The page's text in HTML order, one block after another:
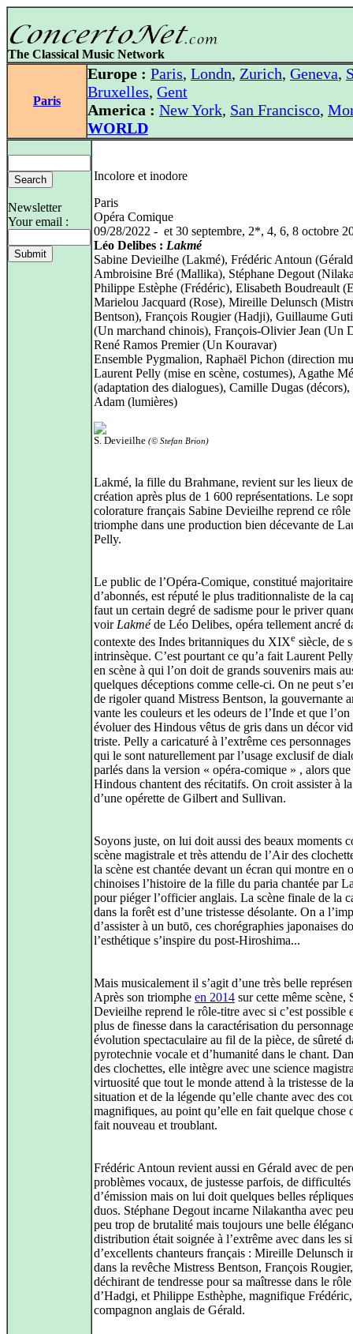
The Classical Music Network
Paris
Europe : Paris, Londn, Zurich, Geneva,
Bruxelles, Gent
America : New York, San Francisco,
WORLD
Newsletter
Your email :
Incolore et inodore
Paris
Opéra Comique
09/28/2022 - et 30 septembre, 2*, 4, 6, 8 octobre
Léo Delibes : Lakmé
Sabine Devieilhe (Lakmé), Frédéric Antoun
Ambroisine Bré (Mallika), Stéphane Degout
Philippe Estèphe (Frédéric), Elisabeth Boudreault
Marielou Jacquard (Rose), Mireille Delunsch
Bentson), François Rougier (Hadji), Guillaume
(Un marchand chinois), François‑Olivier Jean (Un
René Ramos Premier (Un Kouravar)
Ensemble Pygmalion, Raphaël Pichon (direction
Laurent Pelly (mise en scène, costumes), Agathe
(adaptation des dialogues), Camille Dugas (décors),
Adam (lumières)
S. Devieilhe (© Stefan Brion)
Lakmé, la fille du Brahmane, revient sur les lieux
création après plus de 1 600 représentations. Le
colorature français Sabine Devieilhe reprend ce
triomphe dans une production bien décevante de
Pelly.
Le public de l’Opéra‑Comique, constitué
d’abonnés, est réputé le plus traditionnaliste de la
faut un certain degré de sadisme pour le priver
voir Lakméde Léo Delibes, opéra tellement ancré
contexte des Indes britanniques du XIXe siècle, de
intrinsèque. C’est pourtant ce qu’a fait Laurent
en scène à qui l’on doit de grands souvenirs mais
quelques déceptions comme celle‑ci. On ne peut
de rigoler quand Mistress Bentson, la gouvernante
vante les couleurs et les odeurs de l’Inde et que
évoluer des Hindous vêtus de gris dans un décor
triste. Pelly a caricaturé à l’extrême ces
qui le sont naturellement par l’usage exclusif de
parlés dans la version « opéra‑comique » , alors que
Hindous chantent des récitatifs. On croit assister à
d’une opérette de Gilbert and Sullivan.
Soyons juste, on lui doit aussi des beaux moments
scène magistrale et très attendu de l’Air des
la scène est chantée devant un écran qui montre en
chinoises l’histoire de la fille du paria chantée par
pour piéger l’officier anglais. La scène finale de la
dans la forêt est d’une tristesse désolante. On a
d’assister à un butō, ces chorégraphies japonaises
l’esthétique s’inspire du post‑Hiroshima...
Mais musicalement il s’agit d’une très belle
Après son triomphe en 2014 sur cette même scène,
Devieilhe reprend le rôle‑titre avec si c’est possible
plus de finesse dans la caractérisation du
évolution spectaculaire au fil de la pièce, de sûreté
pyrotechnie vocale et d’humanité dans le chant.
des clochettes, elle intègre avec une science
virtuosité que tout le monde attend à la tristesse de la
situation et de la légende qu’elle chante avec des
magnifiques, au point qu’elle en fait quelque chose
fait nouveau et troublant.
Frédéric Antoun revient aussi en Gérald avec de
problèmes vocaux, de justesse parfois, de difficultés
d’émission mais on lui doit quelques belles
duos. Stéphane Degout incarne Nilakantha avec
peu trop de brutalité mais toujours une belle
distribution était soignée à l’extrême avec dans les
d’excellents chanteurs français : Mireille Delunsch
dans la revêche Mistress Bentson, François Rougier,
déchirant de tendresse pour sa maîtresse dans le rôle
d’Hadgi, et Philippe Esthèphe, magnifique Frédéric,
compagnon anglais de Gérald.